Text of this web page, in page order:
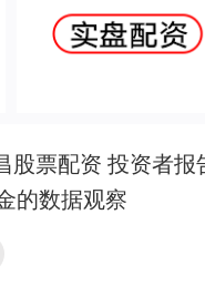
股票配资 投资者
的数据观察